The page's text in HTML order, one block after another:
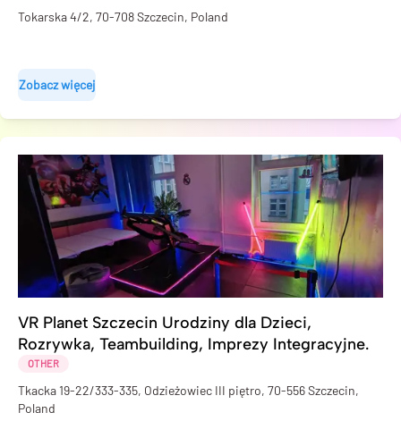
Tokarska 4/2, 70-708 Szczecin, Poland
Zobacz więcej
VR Planet Szczecin Urodziny dla Dzieci,
Rozrywka, Teambuilding, Imprezy Integracyjne.
OTHER
Tkacka 19-22/333-335, Odzieżowiec III piętro, 70-556 Szczecin,
Poland